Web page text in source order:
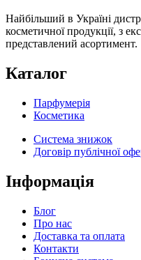
Найбільший в Україні
косметичної продукції, з
представлений асортимент.
Каталог
Парфумерія
Косметика
Система знижок
Договір публічної
Інформація
Блог
Про нас
Доставка та оплата
Контакти